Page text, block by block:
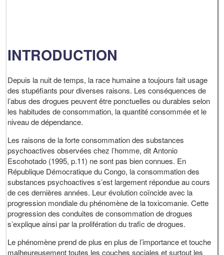
INTRODUCTION
Depuis la nuit de temps, la race humaine a toujours fait usage
des stupéfiants pour diverses raisons. Les conséquences de
l’abus des drogues peuvent être ponctuelles ou durables selon
les habitudes de consommation, la quantité consommée et le
niveau de dépendance.
Les raisons de la forte consommation des substances
psychoactives observées chez l’homme, dit Antonio
Escohotado (1995, p.11) ne sont pas bien connues. En
République Démocratique du Congo, la consommation des
substances psychoactives s’est largement répondue au cours
de ces dernières années. Leur évolution coïncide avec la
progression mondiale du phénomène de la toxicomanie. Cette
progression des conduites de consommation de drogues
s’explique ainsi par la prolifération du trafic de drogues.
Le phénomène prend de plus en plus de l’importance et touche
malheureusement toutes les couches sociales et surtout les